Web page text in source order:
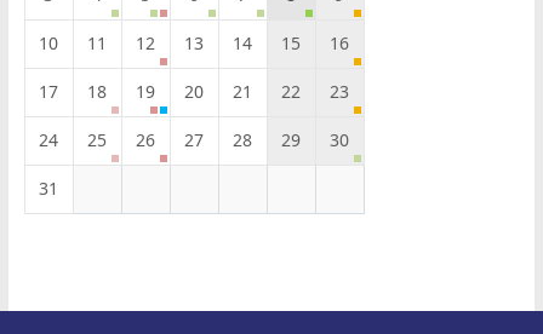
10 11 12 13 14 15 16
17 18 19 20 21 22 23
24 25 26 27 28 29 30
31